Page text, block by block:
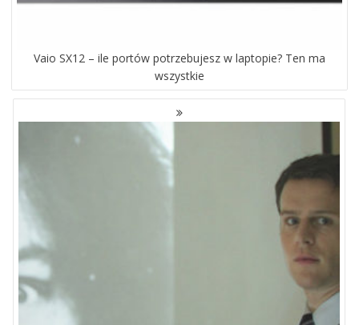
Vaio SX12 – ile portów potrzebujesz w laptopie? Ten ma
wszystkie